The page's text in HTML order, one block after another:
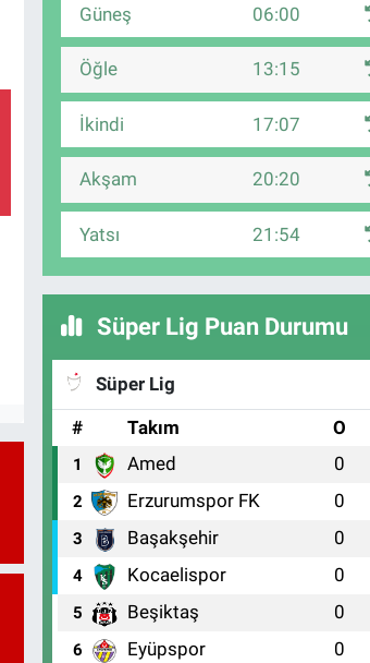
Güneş 06:00
Öğle 13:15
İkindi 17:07
Akşam 20:20
Yatsı 21:54
Süper Lig Puan Durumu
Süper Lig
#
Takım O
1 Amed 0
2 Erzurumspor FK 0
3 Başakşehir 0
4 Kocaelispor 0
5 Beşiktaş 0
6 Eyüpspor 0